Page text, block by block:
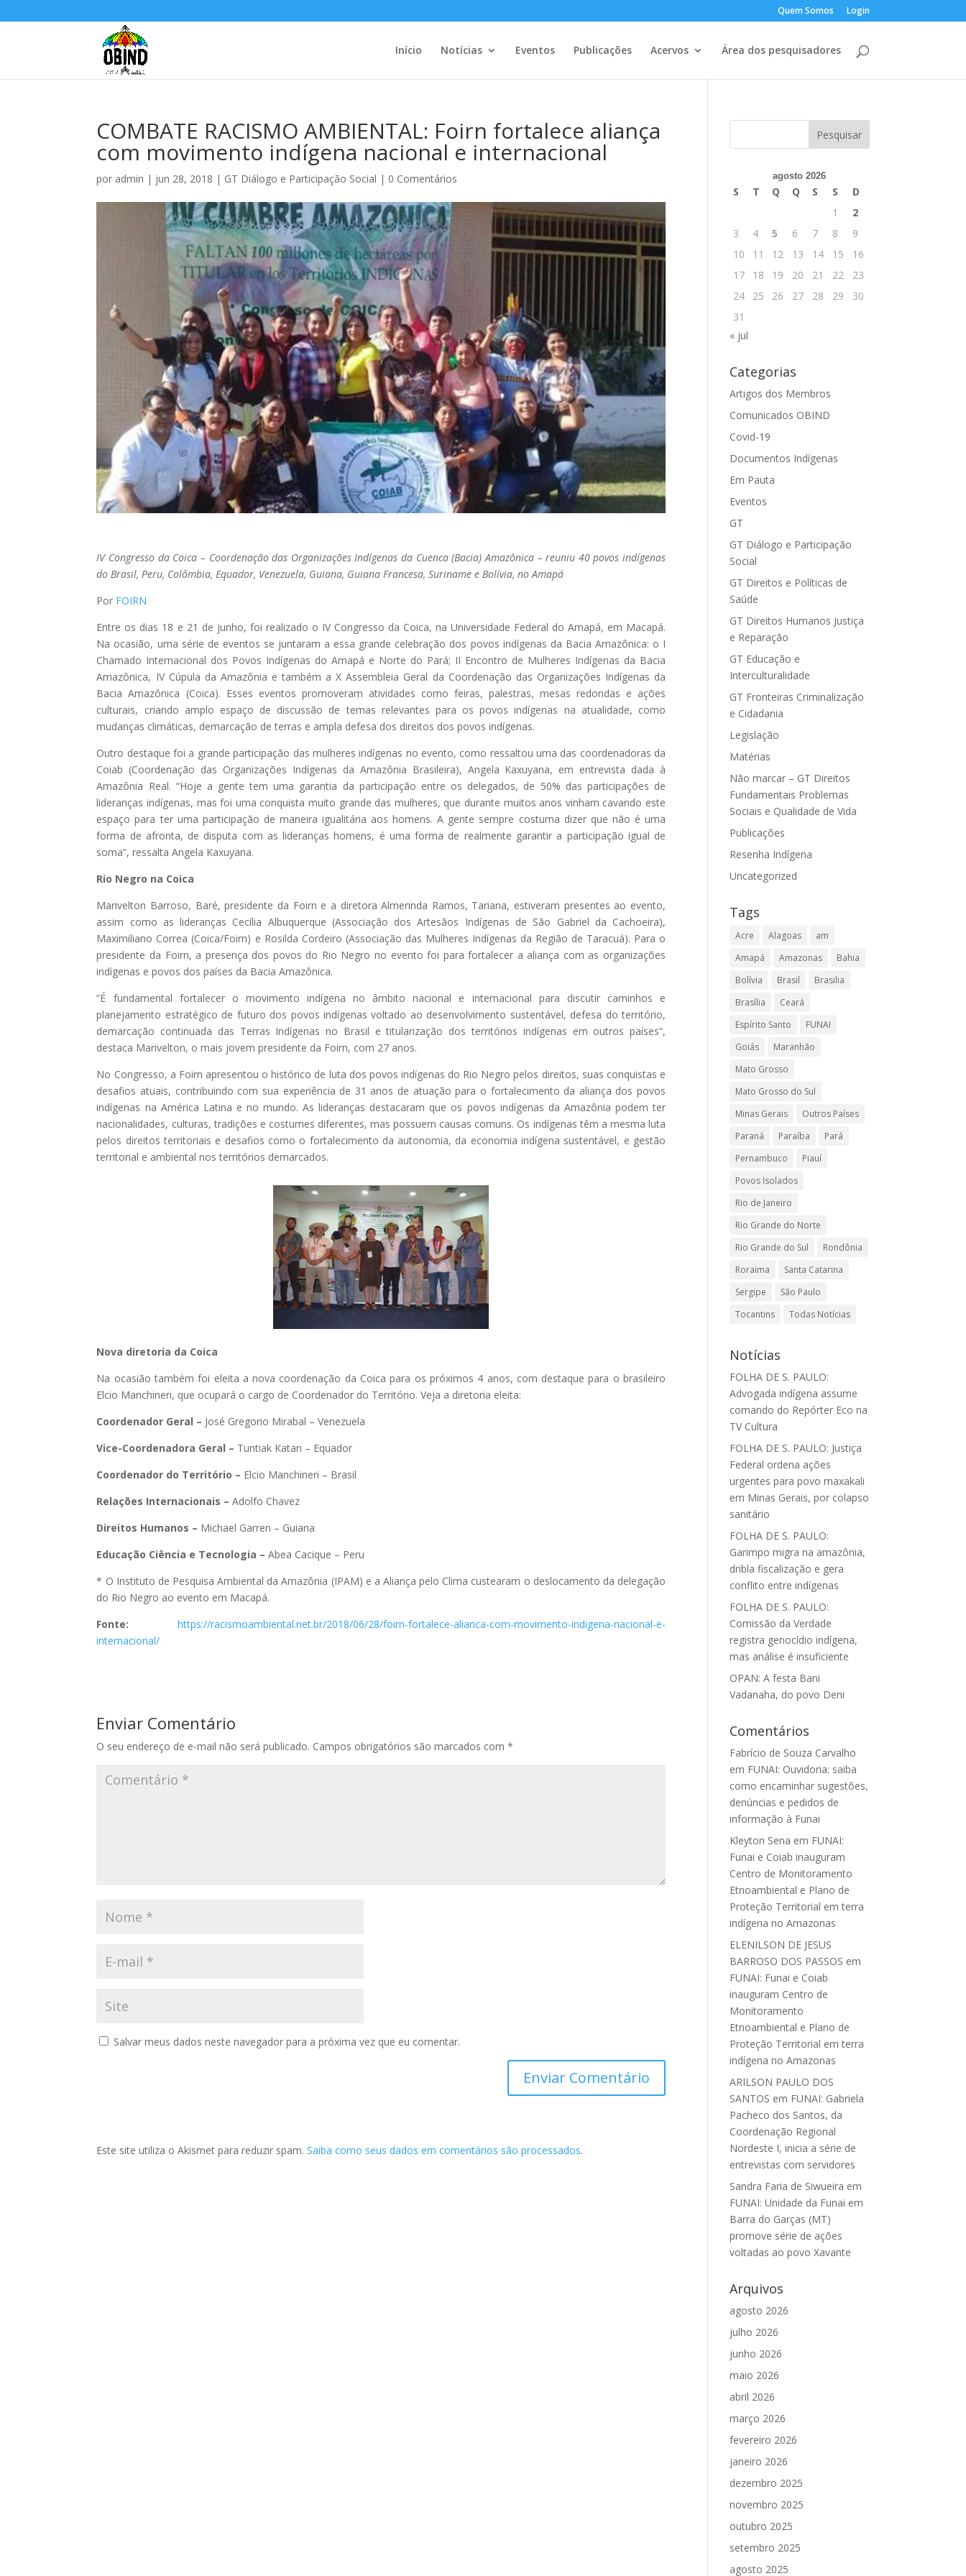
Quem Somos Login
Início Notícias Eventos Publicações Acervos Área dos pesquisadores
COMBATE RACISMO AMBIENTAL: Foirn fortalece aliança
com movimento indígena nacional e internacional
por admin | jun 28, 2018 | GT Diálogo e Participação Social | 0 Comentários
IV Congresso da Coica – Coordenação das Organizações Indígenas da Cuenca (Bacia) Amazônica – reuniu 40 povos indígenas
do Brasil, Peru, Colômbia, Equador, Venezuela, Guiana, Guiana Francesa, Suriname e Bolívia, no Amapá
Por FOIRN
Entre os dias 18 e 21 de junho, foi realizado o IV Congresso da Coica, na Universidade Federal do Amapá, em Macapá.
Na ocasião, uma série de eventos se juntaram a essa grande celebração dos povos indígenas da Bacia Amazônica: o I
Chamado Internacional dos Povos Indígenas do Amapá e Norte do Pará; II Encontro de Mulheres Indígenas da Bacia
Amazônica, IV Cúpula da Amazônia e também a X Assembleia Geral da Coordenação das Organizações Indígenas da
Bacia Amazônica (Coica). Esses eventos promoveram atividades como feiras, palestras, mesas redondas e ações
culturais, criando amplo espaço de discussão de temas relevantes para os povos indígenas na atualidade, como
mudanças climáticas, demarcação de terras e ampla defesa dos direitos dos povos indígenas.
Outro destaque foi a grande participação das mulheres indígenas no evento, como ressaltou uma das coordenadoras da
Coiab (Coordenação das Organizações Indígenas da Amazônia Brasileira), Angela Kaxuyana, em entrevista dada à
Amazônia Real. “Hoje a gente tem uma garantia da participação entre os delegados, de 50% das participações de
lideranças indígenas, mas foi uma conquista muito grande das mulheres, que durante muitos anos vinham cavando este
espaço para ter uma participação de maneira igualitária aos homens. A gente sempre costuma dizer que não é uma
forma de afronta, de disputa com as lideranças homens, é uma forma de realmente garantir a participação igual de
soma”, ressalta Angela Kaxuyana.
Rio Negro na Coica
Marivelton Barroso, Baré, presidente da Foirn e a diretora Almerinda Ramos, Tariana, estiveram presentes ao evento,
assim como as lideranças Cecília Albuquerque (Associação dos Artesãos Indígenas de São Gabriel da Cachoeira),
Maximiliano Correa (Coica/Foirn) e Rosilda Cordeiro (Associação das Mulheres Indígenas da Região de Taracuá). Para o
presidente da Foirn, a presença dos povos do Rio Negro no evento foi para fortalecer a aliança com as organizações
indígenas e povos dos países da Bacia Amazônica.
“É fundamental fortalecer o movimento indígena no âmbito nacional e internacional para discutir caminhos e
planejamento estratégico de futuro dos povos indígenas voltado ao desenvolvimento sustentável, defesa do território,
demarcação continuada das Terras Indígenas no Brasil e titularização dos territórios indígenas em outros países”,
destaca Marivelton, o mais jovem presidente da Foirn, com 27 anos.
No Congresso, a Foirn apresentou o histórico de luta dos povos indígenas do Rio Negro pelos direitos, suas conquistas e
desafios atuais, contribuindo com sua experiência de 31 anos de atuação para o fortalecimento da aliança dos povos
indígenas na América Latina e no mundo. As lideranças destacaram que os povos indígenas da Amazônia podem ter
nacionalidades, culturas, tradições e costumes diferentes, mas possuem causas comuns. Os indígenas têm a mesma luta
pelos direitos territoriais e desafios como o fortalecimento da autonomia, da economia indígena sustentável, e gestão
territorial e ambiental nos territórios demarcados.
Nova diretoria da Coica
Na ocasião também foi eleita a nova coordenação da Coica para os próximos 4 anos, com destaque para o brasileiro
Elcio Manchineri, que ocupará o cargo de Coordenador do Território. Veja a diretoria eleita:
Coordenador Geral – José Gregorio Mirabal – Venezuela
Vice-Coordenadora Geral – Tuntiak Katan – Equador
Coordenador do Território – Elcio Manchineri – Brasil
Relações Internacionais –Adolfo Chavez
Direitos Humanos – Michael Garren – Guiana
Educação Ciência e Tecnologia –Abea Cacique – Peru
* O Instituto de Pesquisa Ambiental da Amazônia (IPAM) e a Aliança pelo Clima custearam o deslocamento da delegação
do Rio Negro ao evento em Macapá.
Fonte:
https://racismoambiental.net.br/2018/06/28/foirn-fortalece-alianca-com-movimento-indigena-nacional-e-
internacional/
Enviar Comentário
O seu endereço de e-mail não será publicado. Campos obrigatórios são marcados com*
Salvar meus dados neste navegador para a próxima vez que eu comentar.
Este site utiliza o Akismet para reduzir spam.Saiba como seus dados em comentários são processados.
agosto 2026
S T Q Q S S
D
1
2
3
4 5 6 7 8
9
10
11 12 13 14 15
16
17
18 19 20 21 22
23
24
25 26 27 28 29
30
31
« jul
Categorias
Artigos dos Membros
Comunicados OBIND
Covid-19
Documentos Indígenas
Em Pauta
Eventos
GT
GT Diálogo e Participação
Social
GT Direitos e Políticas de
Saúde
GT Direitos Humanos Justiça
e Reparação
GT Educação e
Interculturalidade
GT Fronteiras Criminalização
e Cidadania
Legislação
Matérias
Não marcar – GT Direitos
Fundamentais Problemas
Sociais e Qualidade de Vida
Publicações
Resenha Indígena
Uncategorized
Tags
Acre Alagoas
am
Amapá
Amazonas
Bahia
Bolívia
Brasil
Brasilia
Brasília
Ceará
Espírito Santo
FUNAI
Goiás
Maranhão
Mato Grosso
Mato Grosso do Sul
Minas Gerais
Outros Países
Paraná
Paraíba
Pará
Pernambuco
Piauí
Povos Isolados
Rio de Janeiro
Rio Grande do Norte
Rio Grande do Sul
Rondônia
Roraima
Santa Catarina
Sergipe
São Paulo
Tocantins
Todas Notícias
Notícias
FOLHA DE S. PAULO:
Advogada indígena assume
comando do Repórter Eco na
TV Cultura
FOLHA DE S. PAULO: Justiça
Federal ordena ações
urgentes para povo maxakali
em Minas Gerais, por colapso
sanitário
FOLHA DE S. PAULO:
Garimpo migra na amazônia,
dribla fiscalização e gera
conflito entre indígenas
FOLHA DE S. PAULO:
Comissão da Verdade
registra genocídio indígena,
mas análise é insuficiente
OPAN: A festa Bani
Vadanaha, do povo Deni
Comentários
Fabrício de Souza Carvalho
em FUNAI: Ouvidoria: saiba
como encaminhar sugestões,
denúncias e pedidos de
informação à Funai
Kleyton Sena em FUNAI:
Funai e Coiab inauguram
Centro de Monitoramento
Etnoambiental e Plano de
Proteção Territorial em terra
indígena no Amazonas
ELENILSON DE JESUS
BARROSO DOS PASSOS em
FUNAI: Funai e Coiab
inauguram Centro de
Monitoramento
Etnoambiental e Plano de
Proteção Territorial em terra
indígena no Amazonas
ARILSON PAULO DOS
SANTOS em FUNAI: Gabriela
Pacheco dos Santos, da
Coordenação Regional
Nordeste I, inicia a série de
entrevistas com servidores
Sandra Faria de Siwueira em
FUNAI: Unidade da Funai em
Barra do Garças (MT)
promove série de ações
voltadas ao povo Xavante
Arquivos
agosto 2026
julho 2026
junho 2026
maio 2026
abril 2026
março 2026
fevereiro 2026
janeiro 2026
dezembro 2025
novembro 2025
outubro 2025
setembro 2025
agosto 2025